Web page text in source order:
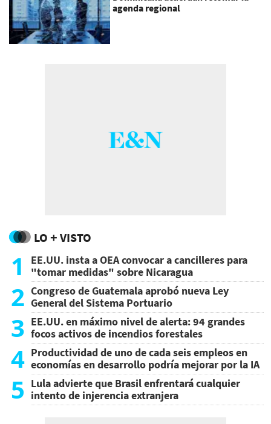
agenda regional
LO + VISTO
1
EE.UU. insta a OEA convocar a cancilleres para
"tomar medidas" sobre Nicaragua
2 Congreso de Guatemala aprobó nueva Ley
General del Sistema Portuario
3 EE.UU. en máximo nivel de alerta: 94 grandes
focos activos de incendios forestales
4 Productividad de uno de cada seis empleos en
economías en desarrollo podría mejorar por la IA
5 Lula advierte que Brasil enfrentará cualquier
intento de injerencia extranjera